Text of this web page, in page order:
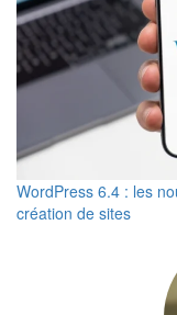
WordPress 6.4 : les
création de sites